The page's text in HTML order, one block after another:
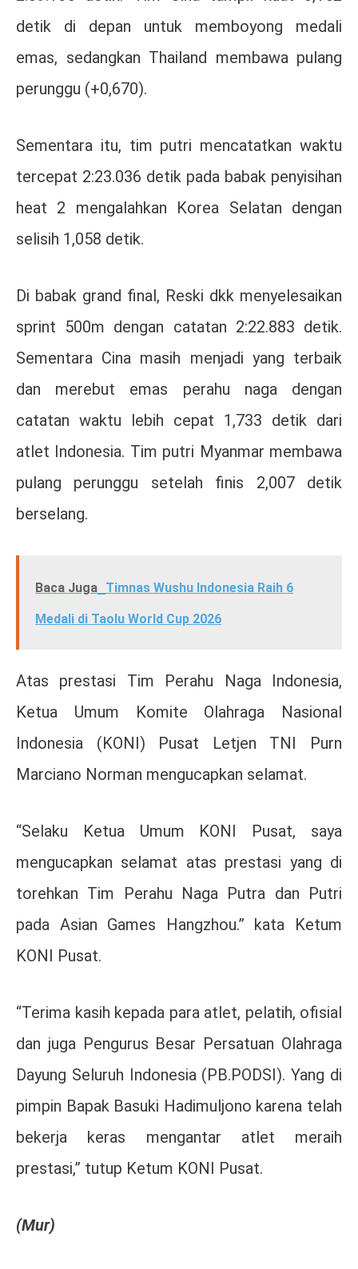
detik di depan untuk memboyong medali
emas, sedangkan Thailand membawa pulang
perunggu (+0,670).
Sementara itu, tim putri mencatatkan waktu
tercepat 2:23.036 detik pada babak penyisihan
heat 2 mengalahkan Korea Selatan dengan
selisih 1,058 detik.
Di babak grand final, Reski dkk menyelesaikan
sprint 500m dengan catatan 2:22.883 detik.
Sementara Cina masih menjadi yang terbaik
dan merebut emas perahu naga dengan
catatan waktu lebih cepat 1,733 detik dari
atlet Indonesia. Tim putri Myanmar membawa
pulang perunggu setelah finis 2,007 detik
berselang.
Baca Juga Timnas Wushu Indonesia Raih 6
Medali di Taolu World Cup 2026
Atas prestasi Tim Perahu Naga Indonesia,
Ketua Umum Komite Olahraga Nasional
Indonesia (KONI) Pusat Letjen TNI Purn
Marciano Norman mengucapkan selamat.
“Selaku Ketua Umum KONI Pusat, saya
mengucapkan selamat atas prestasi yang di
torehkan Tim Perahu Naga Putra dan Putri
pada Asian Games Hangzhou.” kata Ketum
KONI Pusat.
“Terima kasih kepada para atlet, pelatih, ofisial
dan juga Pengurus Besar Persatuan Olahraga
Dayung Seluruh Indonesia (PB.PODSI). Yang di
pimpin Bapak Basuki Hadimuljono karena telah
bekerja keras mengantar atlet meraih
prestasi,” tutup Ketum KONI Pusat.
(Mur)